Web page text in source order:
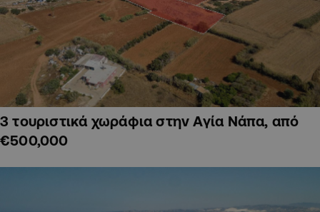
3 τουριστικά χωράφια στην Αγία Νάπα, από
€500,000